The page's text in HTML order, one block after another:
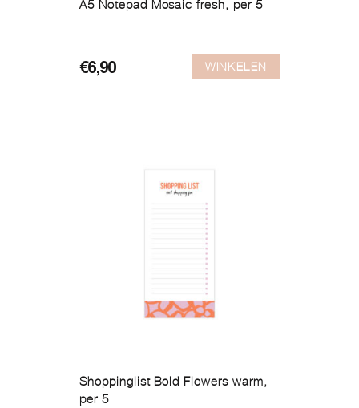
A5 Notepad Mosaic fresh, per 5
€6,90 WINKELEN
Shoppinglist Bold Flowers warm,
per 5